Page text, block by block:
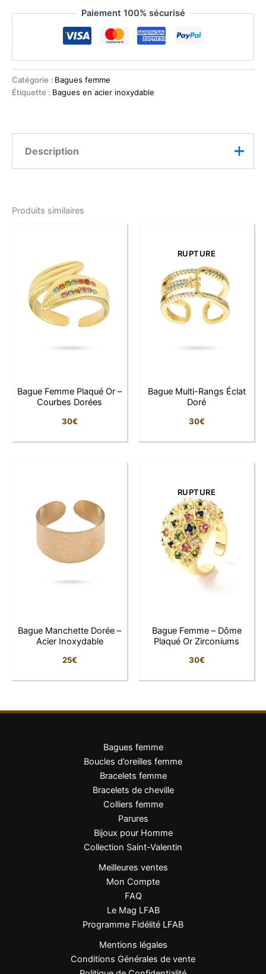
Paiement 100% sécurisé
Catégorie : Bagues femme
Étiquette : Bagues en acier inoxydable
Description
Matière : Acier inoxydable finition argentée
Finition : Effet martelé satiné
Taille : Réglable (bague ouverte à l’arrière)
Hypoallergénique, résistante à l’eau et à
l’oxydation
Pourquoi vous allez l’adorer
Son design large et structuré
Confortable à porter et facile à ajuster
Cette bague manchette argentée reflète une élégance
Produits similaires
Bague Femme Plaqué Or –
Courbes Dorées
30€
RUPTURE
Bague Multi-Rangs Éclat
Doré
30€
Bague Manchette Dorée –
Acier Inoxydable
25€
RUPTURE
Bague Femme – Dôme
Plaqué Or Zirconiums
30€
Bagues femme
Boucles d’oreilles femme
Bracelets femme
Bracelets de cheville
Colliers femme
Parures
Bijoux pour Homme
Collection Saint-Valentin
Meilleures ventes
Mon Compte
FAQ
Le Mag LFAB
Programme Fidélité LFAB
Mentions légales
Conditions Générales de vente